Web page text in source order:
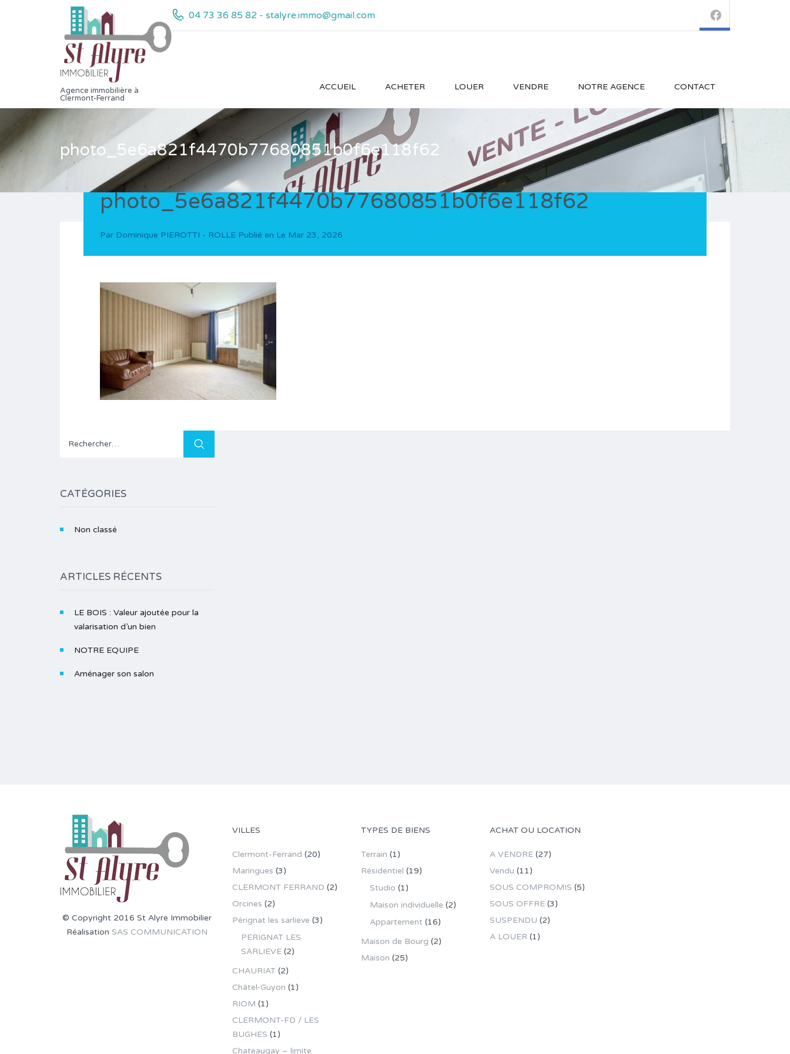
Agence immobilière à
Clermont-Ferrand
04 73 36 85 82 - stalyre.immo@gmail.com
ACCUEIL ACHETER LOUER VENDRE NOTRE AGENCE CONTACT
photo_5e6a821f4470b77680851b0f6e118f62
photo_5e6a821f4470b77680851b0f6e118f62
Par Dominique PIEROTTI - ROLLE Publié en Le Mar 23, 2026
Rechercher :
CATÉGORIES
Non classé
ARTICLES RÉCENTS
LE BOIS : Valeur ajoutée pour la
valarisation d’un bien
NOTRE EQUIPE
Aménager son salon
© Copyright 2016 St Alyre Immobilier
Réalisation SAS COMMUNICATION
VILLES
Clermont-Ferrand (20)
Maringues (3)
CLERMONT FERRAND (2)
Orcines (2)
Pérignat les sarlieve (3)
PERIGNAT LES
SARLIEVE(2)
CHAURIAT(2)
Châtel-Guyon (1)
RIOM (1)
CLERMONT-FD / LES
BUGHES (1)
Chateaugay – limite
TYPES DE BIENS
Terrain (1)
Résidentiel (19)
Studio (1)
Maison individuelle (2)
Appartement (16)
Maison de Bourg (2)
Maison (25)
ACHAT OU LOCATION
A VENDRE (27)
Vendu (11)
SOUS COMPROMIS (5)
SOUS OFFRE (3)
SUSPENDU (2)
A LOUER (1)